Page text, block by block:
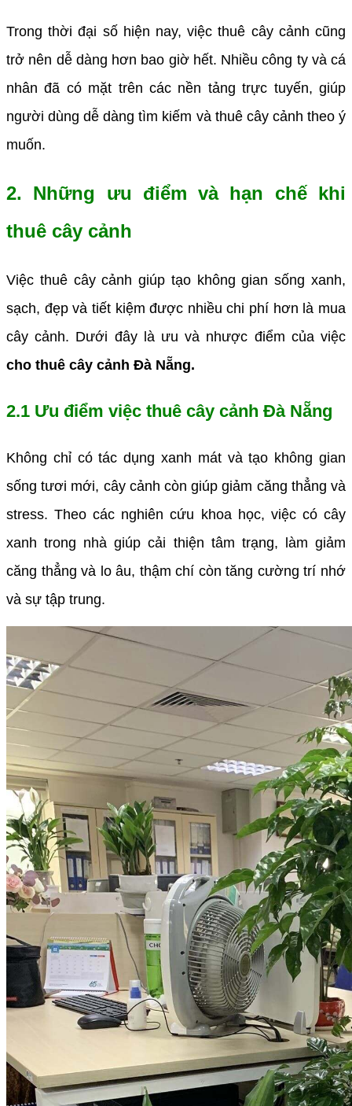
Trong thời đại số hiện nay, việc thuê cây cảnh cũng
trở nên dễ dàng hơn bao giờ hết. Nhiều công ty và cá
nhân đã có mặt trên các nền tảng trực tuyến, giúp
người dùng dễ dàng tìm kiếm và thuê cây cảnh theo ý
muốn.
2. Những ưu điểm và hạn chế khi
thuê cây cảnh
Việc thuê cây cảnh giúp tạo không gian sống xanh,
sạch, đẹp và tiết kiệm được nhiều chi phí hơn là mua
cây cảnh. Dưới đây là ưu và nhược điểm của việc
cho thuê cây cảnh Đà Nẵng.
2.1 Ưu điểm việc thuê cây cảnh Đà Nẵng
Không chỉ có tác dụng xanh mát và tạo không gian
sống tươi mới, cây cảnh còn giúp giảm căng thẳng và
stress. Theo các nghiên cứu khoa học, việc có cây
xanh trong nhà giúp cải thiện tâm trạng, làm giảm
căng thẳng và lo âu, thậm chí còn tăng cường trí nhớ
và sự tập trung.